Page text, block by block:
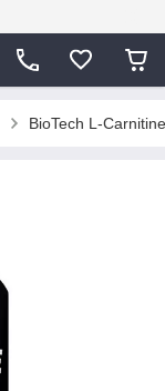
BioTech L-